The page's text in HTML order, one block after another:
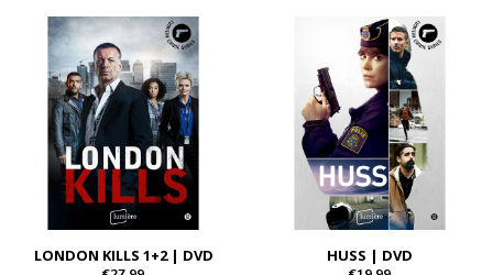
LONDON KILLS 1+2 | DVD HUSS | DVD